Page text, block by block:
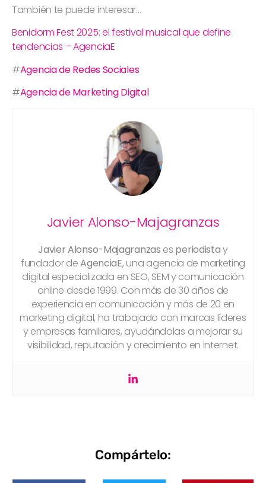
También te puede interesar…
Benidorm Fest 2025: el festival musical que define
tendencias – AgenciaE
#Agencia de Redes Sociales
#Agencia de Marketing Digital
Javier Alonso-Majagranzas
Javier Alonso-Majagranzas es periodistay
fundador deAgenciaE, una agencia de marketing
digital especializada en SEO, SEM y comunicación
online desde 1999. Con más de 30 años de
experiencia en comunicación y más de 20 en
marketing digital, ha trabajado con marcas líderes
y empresas familiares, ayudándolas a mejorar su
visibilidad, reputación y crecimiento en internet.
Compártelo: